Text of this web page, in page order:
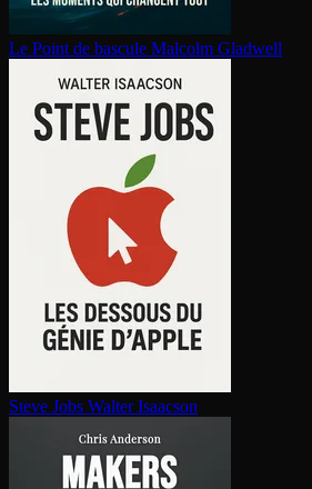
Le Point de bascule Malcolm Gladwell
Steve Jobs Walter Isaacson